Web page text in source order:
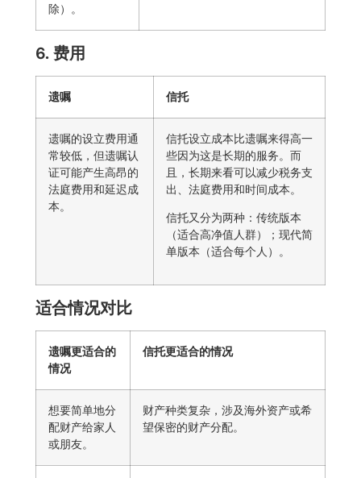
除）。
6. 费用
遗嘱 信托
遗嘱的设立费用通
常较低，但遗嘱认
证可能产生高昂的
法庭费用和延迟成
本。
信托设立成本比遗嘱来得高一
些因为这是长期的服务。而
且，长期来看可以减少税务支
出、法庭费用和时间成本。
信托又分为两种：传统版本
（适合高净值人群）；现代简
单版本（适合每个人）。
适合情况对比
遗嘱更适合的
情况
信托更适合的情况
想要简单地分
配财产给家人
或朋友。
财产种类复杂，涉及海外资产或希
望保密的财产分配。